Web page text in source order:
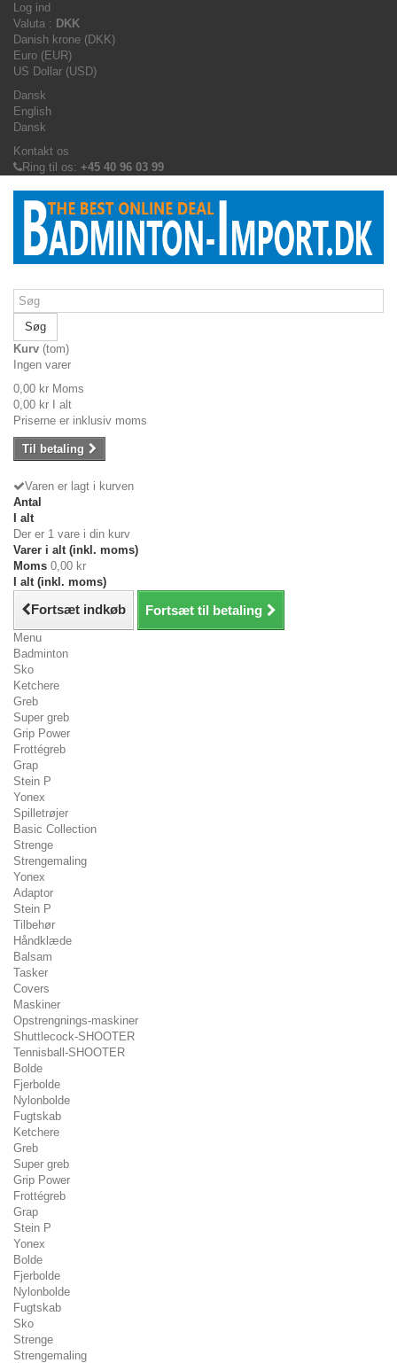
Log ind
Valuta : DKK
Danish krone (DKK)
Euro (EUR)
US Dollar (USD)
Dansk
English
Dansk
Kontakt os
Ring til os: +45 40 96 03 99
Søg
Kurv (tom)
Ingen varer
0,00 kr Moms
0,00 kr I alt
Priserne er inklusiv moms
Til betaling
Varen er lagt i kurven
Antal
I alt
Der er 1 vare i din kurv
Varer i alt (inkl. moms)
Moms 0,00 kr
I alt (inkl. moms)
Fortsæt indkøb Fortsæt til betaling
Menu
Badminton
Sko
Ketchere
Greb
Super greb
Grip Power
Frottégreb
Grap
Stein P
Yonex
Spilletrøjer
Basic Collection
Strenge
Strengemaling
Yonex
Adaptor
Stein P
Tilbehør
Håndklæde
Balsam
Tasker
Covers
Maskiner
Opstrengnings-maskiner
Shuttlecock-SHOOTER
Tennisball-SHOOTER
Bolde
Fjerbolde
Nylonbolde
Fugtskab
Ketchere
Greb
Super greb
Grip Power
Frottégreb
Grap
Stein P
Yonex
Bolde
Fjerbolde
Nylonbolde
Fugtskab
Sko
Strenge
Strengemaling